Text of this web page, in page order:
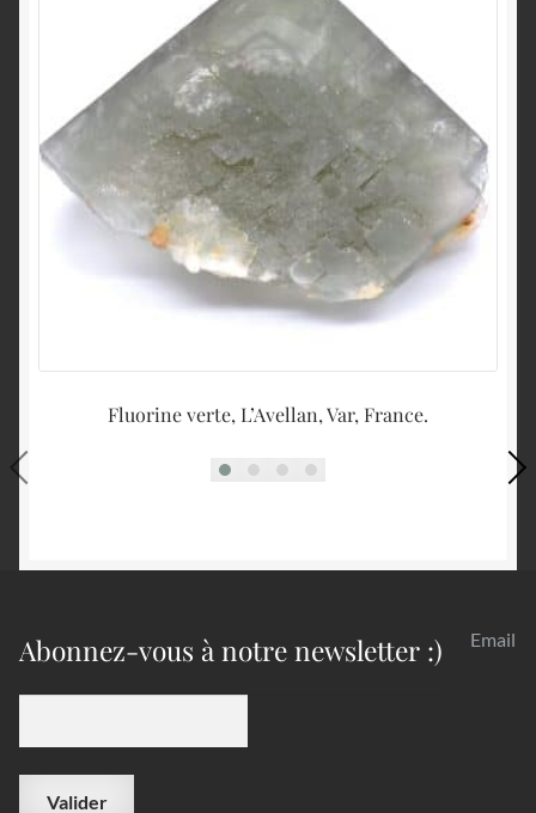
Fluorine verte, L’Avellan, Var, France.
Abonnez-vous à notre newsletter :) Email